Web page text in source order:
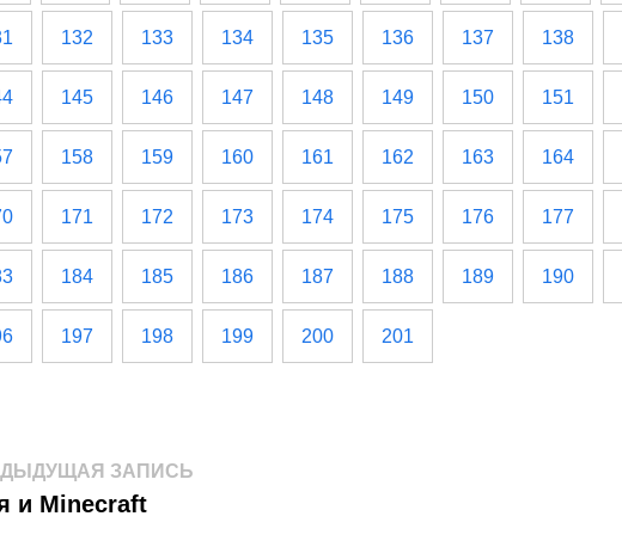
132 133 134 135 136 137 138
145 146 147 148 149 150 151
158 159 160 161 162 163 164
171 172 173 174 175 176 177
184 185 186 187 188 189 190
197 198 199 200 201
ЗАПИСЬ
и Minecraft